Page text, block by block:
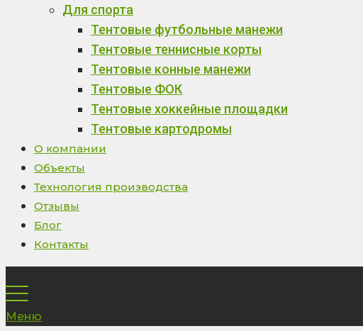
Для спорта
Тентовые футбольные манежи
Тентовые теннисные корты
Тентовые конные манежи
Тентовые ФОК
Тентовые хоккейные площадки
Тентовые картодромы
О компании
Объекты
Технология производства
Отзывы
Блог
Контакты
Меню